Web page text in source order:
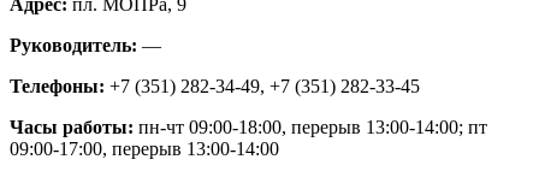
Руководитель: —
Телефоны: +7 (351) 282-34-49, +7 (351) 282-33-45
Часы работы: пн-чт 09:00-18:00, перерыв 13:00-14:00; пт
09:00-17:00, перерыв 13:00-14:00